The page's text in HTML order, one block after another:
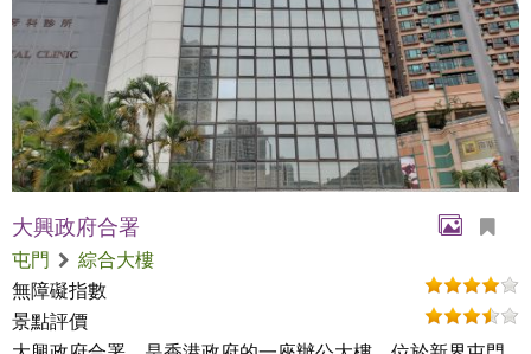
大興政府合署
屯門
綜合大樓
無障礙指數
景點評價